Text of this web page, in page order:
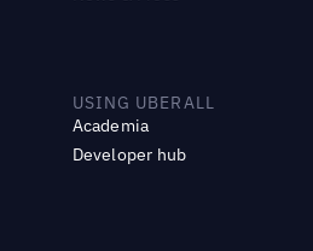
USING UBERALL
Academia
Developer hub